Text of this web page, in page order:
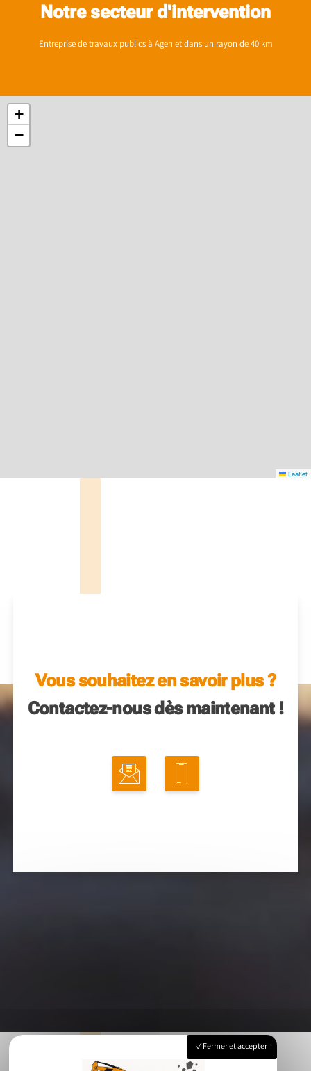
Notre secteur d'intervention
Entreprise de travaux publics à Agen et dans un rayon de 40 km
+
−
Leaflet
Vous souhaitez en savoir plus ?
Contactez-nous dès maintenant !
Fermer et accepter